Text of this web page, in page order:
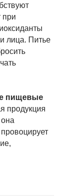
при
лица. Питье
пищевые
продукция